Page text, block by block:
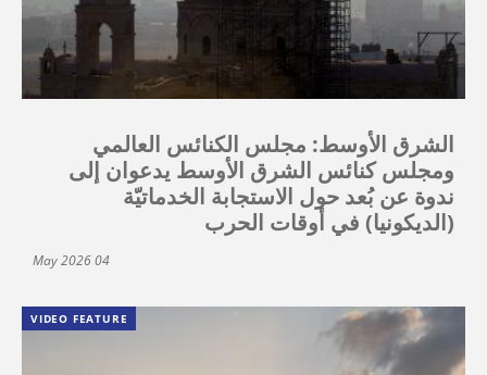
الشرق الأوسط: مجلس الكنائس العالمي
ومجلس كنائس الشرق الأوسط يدعوان إلى
ندوة عن بُعد حول الاستجابة الخدماتيّة
(الديكونيا) في أوقات الحرب
04 May 2026
VIDEO FEATURE